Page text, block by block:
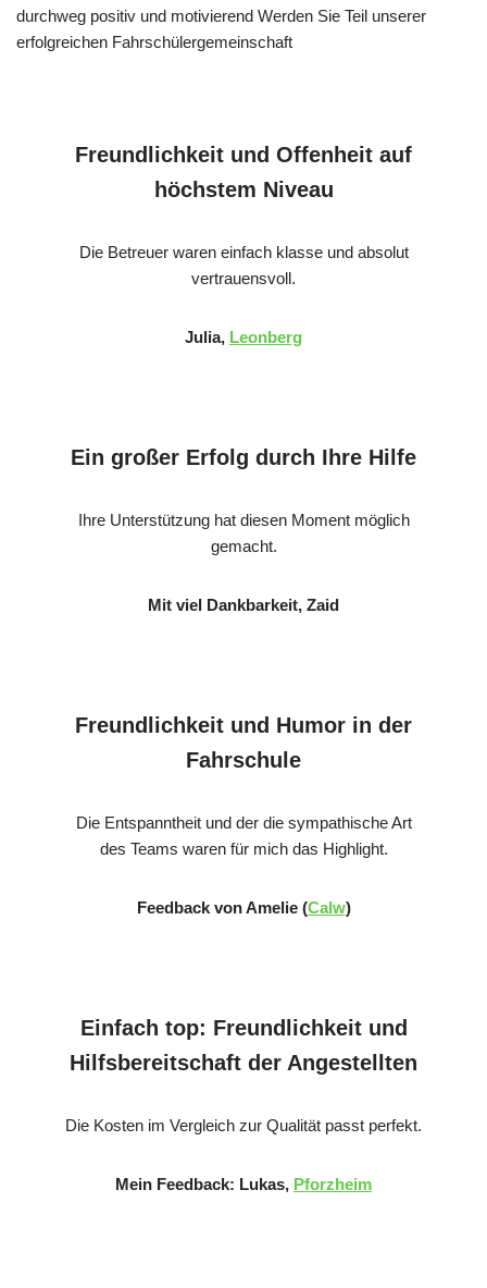
durchweg positiv und motivierend Werden Sie Teil unserer
erfolgreichen Fahrschülergemeinschaft
Freundlichkeit und Offenheit auf
höchstem Niveau
Die Betreuer waren einfach klasse und absolut
vertrauensvoll.
Julia, Leonberg
Ein großer Erfolg durch Ihre Hilfe
Ihre Unterstützung hat diesen Moment möglich
gemacht.
Mit viel Dankbarkeit, Zaid
Freundlichkeit und Humor in der
Fahrschule
Die Entspanntheit und der die sympathische Art
des Teams waren für mich das Highlight.
Feedback von Amelie (Calw)
Einfach top: Freundlichkeit und
Hilfsbereitschaft der Angestellten
Die Kosten im Vergleich zur Qualität passt perfekt.
Mein Feedback: Lukas, Pforzheim